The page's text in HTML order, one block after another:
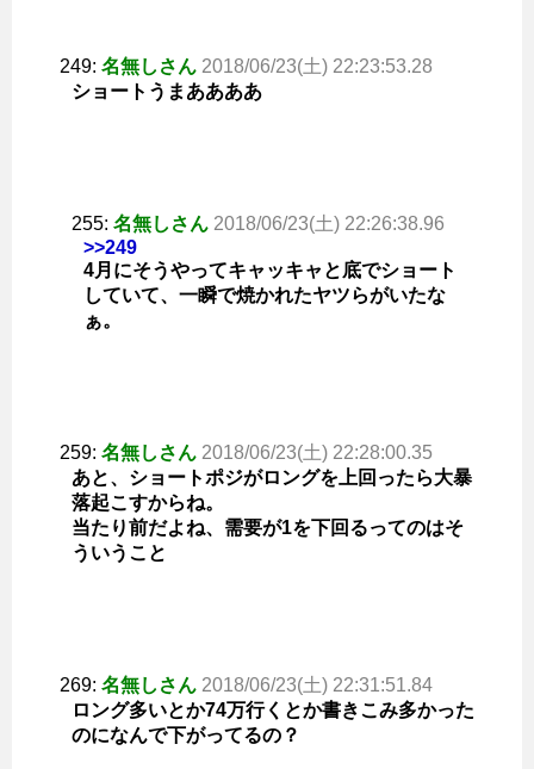
249: 名無しさん 2018/06/23(土) 22:23:53.28
ショートうまああああ
255: 名無しさん 2018/06/23(土) 22:26:38.96
>>249
4月にそうやってキャッキャと底でショート
していて、一瞬で焼かれたヤツらがいたな
ぁ。
259: 名無しさん 2018/06/23(土) 22:28:00.35
あと、ショートポジがロングを上回ったら大暴
落起こすからね。
当たり前だよね、需要が1を下回るってのはそ
ういうこと
269: 名無しさん 2018/06/23(土) 22:31:51.84
ロング多いとか74万行くとか書きこみ多かった
のになんで下がってるの？